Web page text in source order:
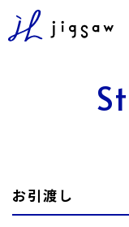
お引渡し